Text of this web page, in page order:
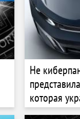
Не
которая
iX3 Flow